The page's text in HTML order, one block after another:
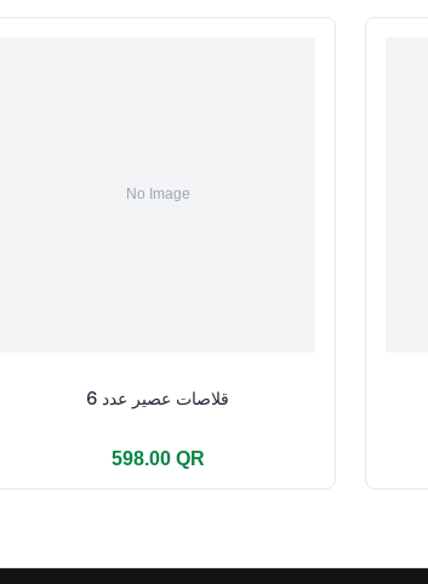
قلاصات عصير عدد 6
598.00 QR